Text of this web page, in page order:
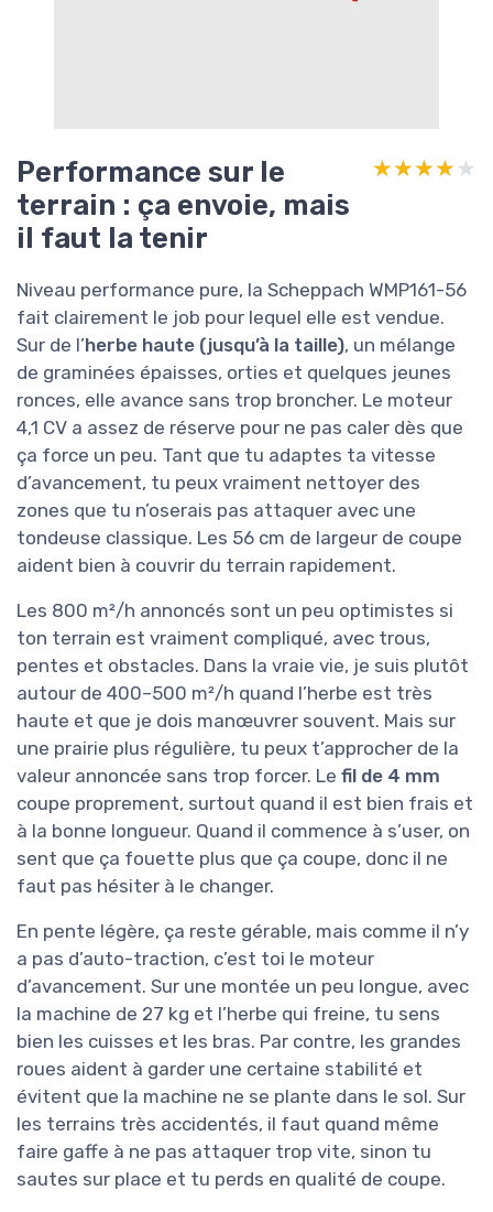
durée, il faut prévoir ce consommable.
Heureusement, le fil de 4 mm se trouve assez
facilement, tu n’es pas prisonnier d’un format
exotique. Globalement, je dirais que la
durabilité est correcte pour un particulier qui
l’utilise quelques fois par an sur de grandes
surfaces, mais je ne miserais pas dessus pour
une utilisation pro intensive. Et il faut accepter
l’idée que, côté SAV, tu seras plus autonome
que sur une grande marque très implantée.
terrain : ça envoie,
mais il faut la tenir
Niveau performance pure, la Scheppach
WMP161-56 fait clairement le job pour lequel
elle est vendue. Sur de l’
herbe haute (jusqu’à la
taille)
, un mélange de graminées épaisses,
orties et quelques jeunes ronces, elle avance
sans trop broncher. Le moteur 4,1 CV a assez de